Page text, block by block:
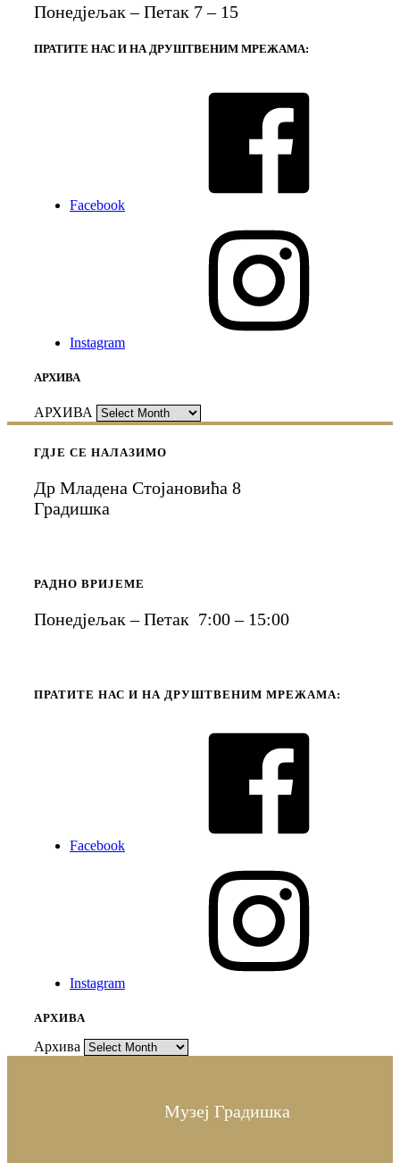
Понедјељак – Петак 7 – 15
ПРАТИТЕ НАС И НА ДРУШТВЕНИМ МРЕЖАМА:
Facebook
Instagram
АРХИВА
АРХИВА
ГДЈЕ СЕ НАЛАЗИМО
Др Младена Стојановића 8
Градишка
РАДНО ВРИЈЕМЕ
Понедјељак – Петак 7:00 – 15:00
ПРАТИТЕ НАС И НА ДРУШТВЕНИМ МРЕЖАМА:
Facebook
Instagram
АРХИВА
Архива
Музеј Градишка